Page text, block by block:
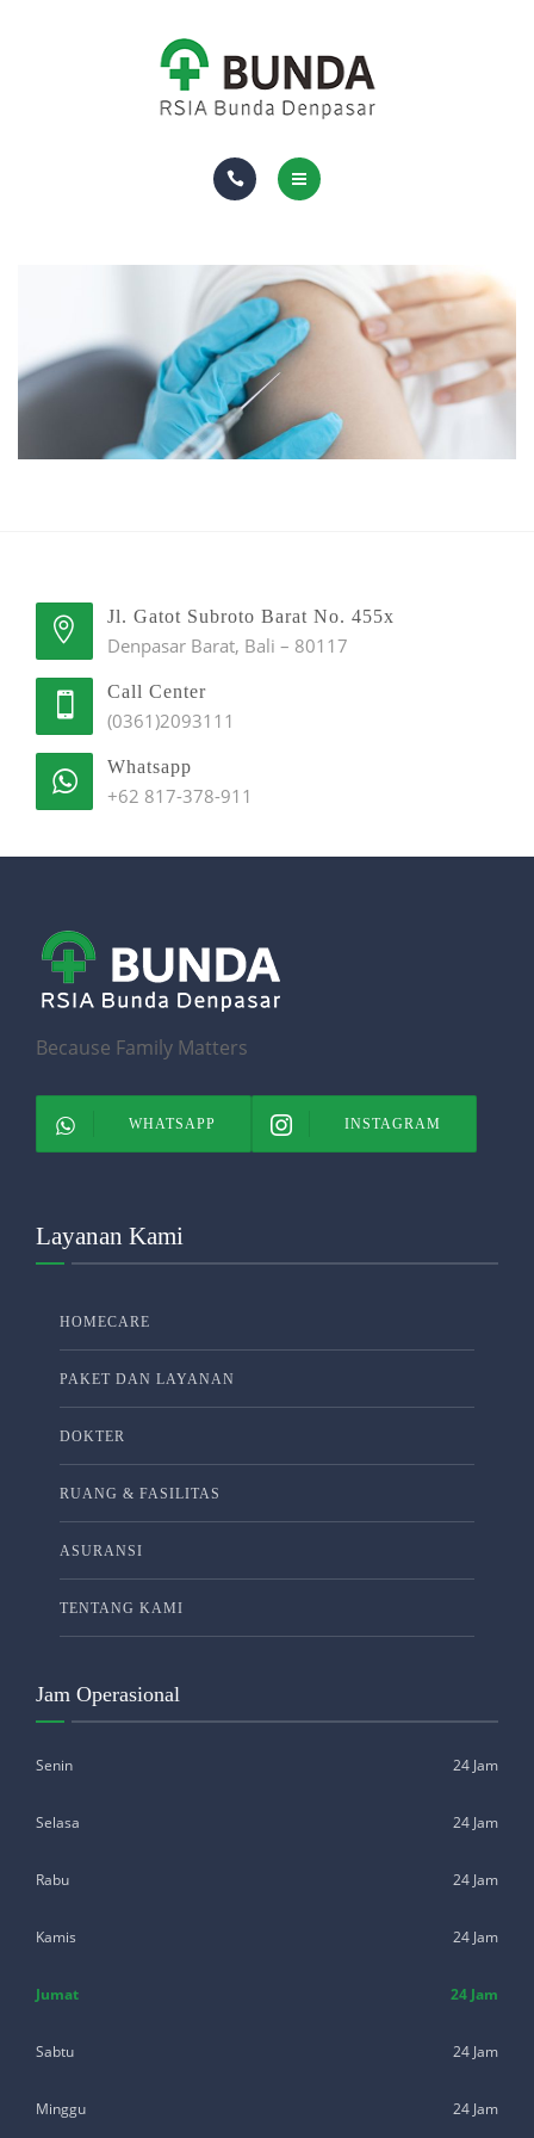
PAKET DAN LAYANAN
RUANG & FASILITAS
Jl. Gatot Subroto Barat No. 455x
Denpasar Barat, Bali – 80117
Call Center
(0361)2093111
Whatsapp
+62 817-378-911
Because Family Matters
WHATSAPP INSTAGRAM
Layanan Kami
HOMECARE
PAKET DAN LAYANAN
DOKTER
RUANG & FASILITAS
ASURANSI
TENTANG KAMI
Jam Operasional
Senin 24 Jam
Selasa 24 Jam
Rabu 24 Jam
Kamis 24 Jam
Jumat 24 Jam
Sabtu 24 Jam
Minggu 24 Jam